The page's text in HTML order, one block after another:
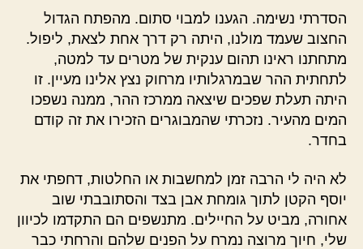
הסדרתי נשימה. הגענו למבוי סתום. מהפתח הגדול
החצוב שעמד מולנו, היתה רק דרך אחת לצאת, ליפול.
מתחתנו ראינו תהום ענקית של מטרים עד למטה,
לתחתית ההר שבמרגלותיו מרחוק נצץ אלינו מעיין. זו
היתה תעלת שפכים שיצאה ממרכז ההר, ממנה נשפכו
המים מהעיר. נזכרתי שהמבוגרים הזכירו את זה קודם
בחדר.
לא היה לי הרבה זמן למחשבות או החלטות, דחפתי את
יוסף הקטן לתוך גומחת אבן בצד והסתובבתי שוב
אחורה, מביט על החיילים. מתנשפים הם התקדמו לכיוון
שלי, חיוך מרוצה נמרח על הפנים שלהם והרחתי כבר